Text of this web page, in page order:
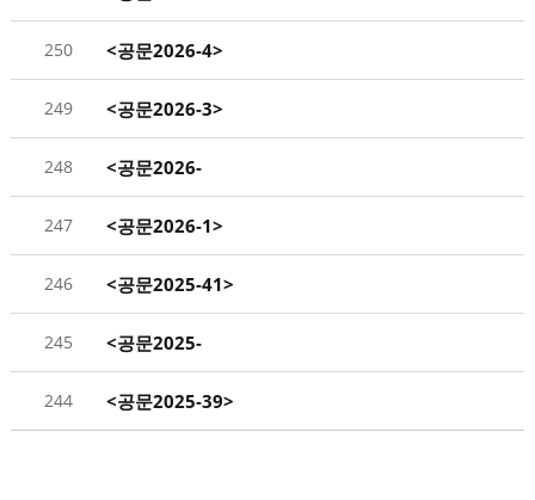
함평군공무원노동조합 2025년 하반기분 회계 감...
<공문2026-4>
전국 시군구연맹 제6대 출범식 참석 협조
250
<공문2026-3>
신규임용 공무원과 노조위원장 간담회 개최
249
<공문2026-
2>2025년 12월 공무원 면제시간 결과 제출
248
<공문2026-1>
함평군공무원노동조합 지부장 선출 협조
247
<공문2025-41>
시군구연맹 제29차 정기대의원대회 참석 협조
246
<공문2025-
40>2025년 11월 공무원 면제시간 결과 제출
245
<공문2025-39>
244